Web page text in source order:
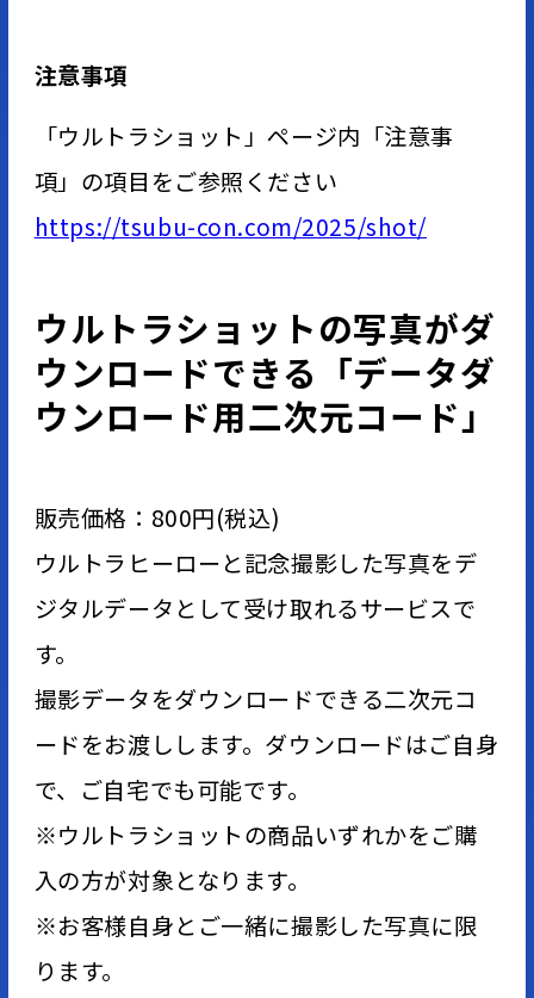
注意事項
「ウルトラショット」ページ内「注意事
項」の項目をご参照ください
https://tsubu-con.com/2025/shot/
ウルトラショットの写真がダ
ウンロードできる「データダ
ウンロード用二次元コード」
販売価格：800円(税込)
ウルトラヒーローと記念撮影した写真をデ
ジタルデータとして受け取れるサービスで
す。
撮影データをダウンロードできる二次元コ
ードをお渡しします。ダウンロードはご自身
で、ご自宅でも可能です。
※ウルトラショットの商品いずれかをご購
入の方が対象となります。
※お客様自身とご一緒に撮影した写真に限
ります。